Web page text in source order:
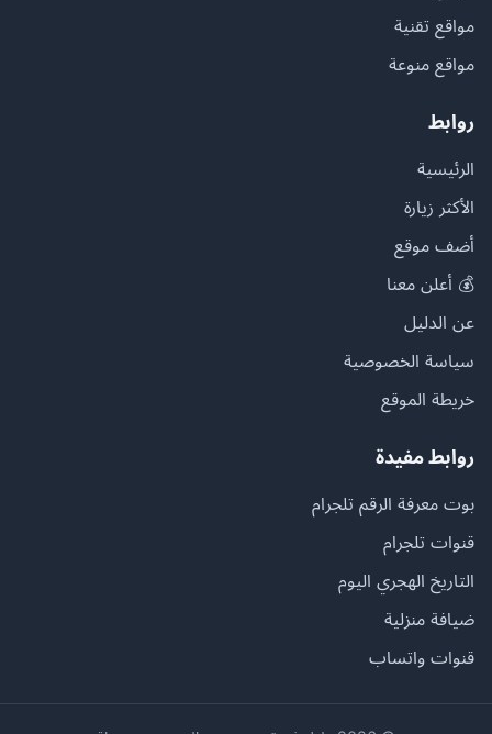
مواقع تقنية
مواقع منوعة
روابط
الرئيسية
الأكثر زيارة
أضف موقع
💰 أعلن معنا
عن الدليل
سياسة الخصوصية
خريطة الموقع
روابط مفيدة
بوت معرفة الرقم تلجرام
قنوات تلجرام
التاريخ الهجري اليوم
ضيافة منزلية
قنوات واتساب